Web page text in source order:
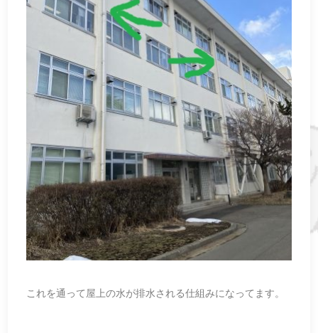
これを通って屋上の水が排水される仕組みになってます。